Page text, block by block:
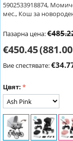
5902533918874,
мес., Кош за
Пазарна цена:
€450.45
Вие спестявате:
Цвят: